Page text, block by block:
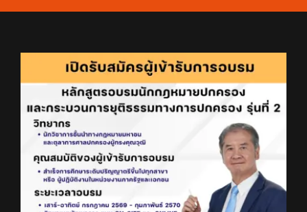
สมัครเรียน
Larger
Image